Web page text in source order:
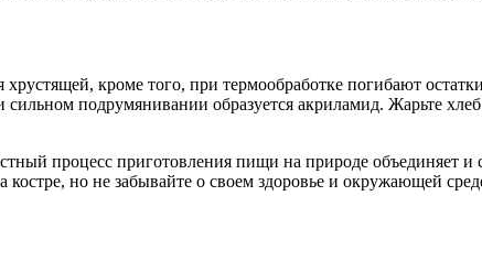
кроме того, при термообработке погибают
подрумянивании образуется акриламид. Жарьте
процесс приготовления пищи на природе объединяет и
но не забывайте о своем здоровье и окружающей